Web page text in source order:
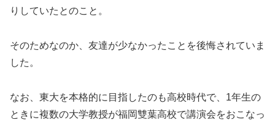
りしていたとのこと。
そのためなのか、友達が少なかったことを後悔されていま
した。
なお、東大を本格的に目指したのも高校時代で、1年生の
ときに複数の大学教授が福岡雙葉高校で講演会をおこなっ